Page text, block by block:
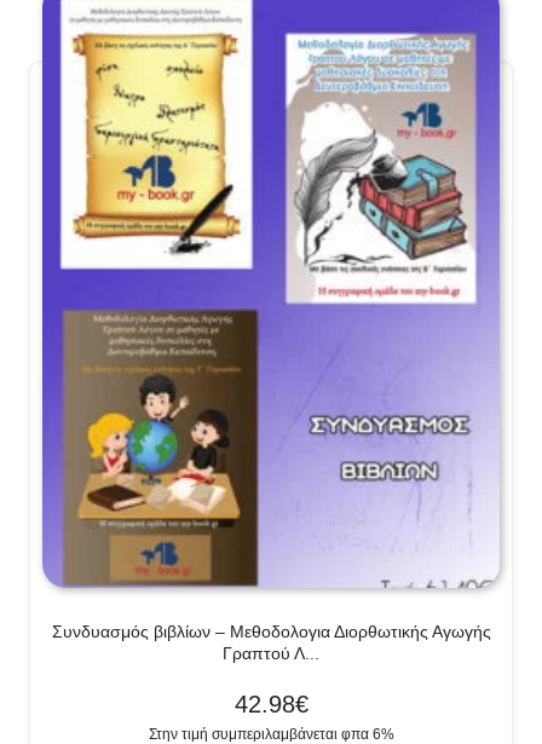
Συνδυασμός βιβλίων – Μεθοδολογια Διορθωτικής Αγωγής
Γραπτού Λ...
42.98€
Στην τιμή συμπεριλαμβάνεται φπα 6%